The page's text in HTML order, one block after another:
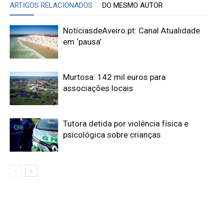
ARTIGOS RELACIONADOS DO MESMO AUTOR
NotíciasdeAveiro.pt: Canal Atualidade
em ‘pausa’
Murtosa: 142 mil euros para
associações locais
Tutora detida por violência física e
psicológica sobre crianças